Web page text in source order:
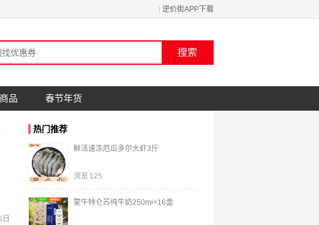
逆价街APP下载
品 春节年货
热门推荐
鲜活速冻厄瓜多尔大虾3斤
浏览 125
蒙牛特仑苏纯牛奶250ml×16盒